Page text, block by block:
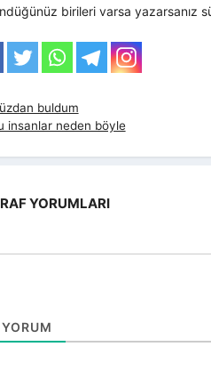
birileri varsa yazarsanız
buldum
insanlar neden böyle
YORUMLARI
YORUM